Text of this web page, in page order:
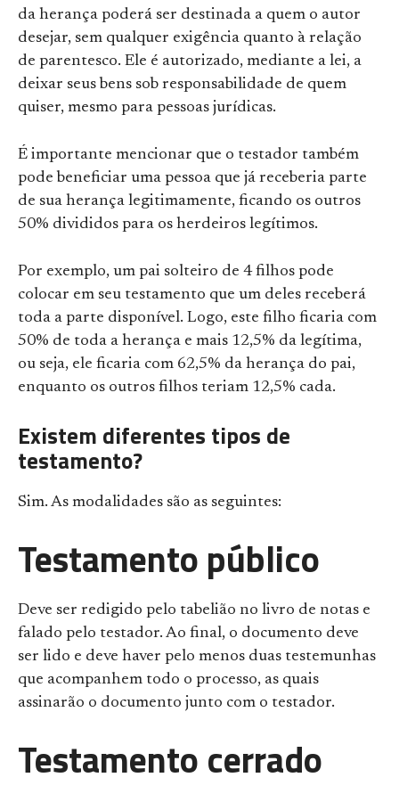
da herança poderá ser destinada a quem o autor
desejar, sem qualquer exigência quanto à relação
de parentesco. Ele é autorizado, mediante a lei, a
deixar seus bens sob responsabilidade de quem
quiser, mesmo para pessoas jurídicas.
É importante mencionar que o testador também
pode beneficiar uma pessoa que já receberia parte
de sua herança legitimamente, ficando os outros
50% divididos para os herdeiros legítimos.
Por exemplo, um pai solteiro de 4 filhos pode
colocar em seu testamento que um deles receberá
toda a parte disponível. Logo, este filho ficaria com
50% de toda a herança e mais 12,5% da legítima,
ou seja, ele ficaria com 62,5% da herança do pai,
enquanto os outros filhos teriam 12,5% cada.
Existem diferentes tipos de
testamento?
Sim. As modalidades são as seguintes:
Testamento público
Deve ser redigido pelo tabelião no livro de notas e
falado pelo testador. Ao final, o documento deve
ser lido e deve haver pelo menos duas testemunhas
que acompanhem todo o processo, as quais
assinarão o documento junto com o testador.
Testamento cerrado